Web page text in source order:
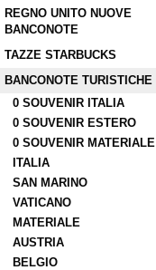
REGNO UNITO NUOVE
BANCONOTE
TAZZE STARBUCKS
BANCONOTE TURISTICHE
0 SOUVENIR ITALIA
0 SOUVENIR ESTERO
0 SOUVENIR MATERIALE
ITALIA
SAN MARINO
VATICANO
MATERIALE
AUSTRIA
BELGIO